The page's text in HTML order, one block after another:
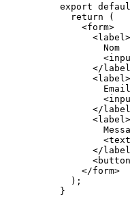
export
return (
<form>
<label >
Nom
<
</ label
<label >
Email
<
</ label
<label >
<
</ label
<button
</form>
);
}